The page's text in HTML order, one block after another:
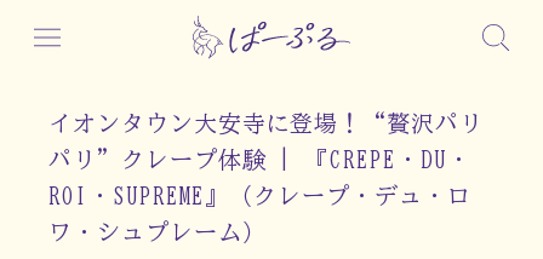
イオンタウン大安寺に登場！“贅沢パリ
パリ”クレープ体験 | 『CREPE・DU・
ROI・SUPREME』（クレープ・デュ・ロ
ワ・シュプレーム）